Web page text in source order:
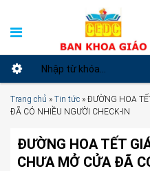
Trang chủ » Tin tức » ĐƯỜNG HOA
ĐÃ CÓ NHIỀU NGƯỜI CHECK-IN
ĐƯỜNG HOA TẾT
CHƯA MỞ CỬA ĐÃ